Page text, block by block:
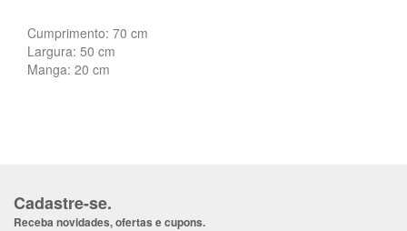
Cumprimento: 70 cm
Largura: 50 cm
Manga: 20 cm
Cadastre-se.
Receba novidades, ofertas e cupons.